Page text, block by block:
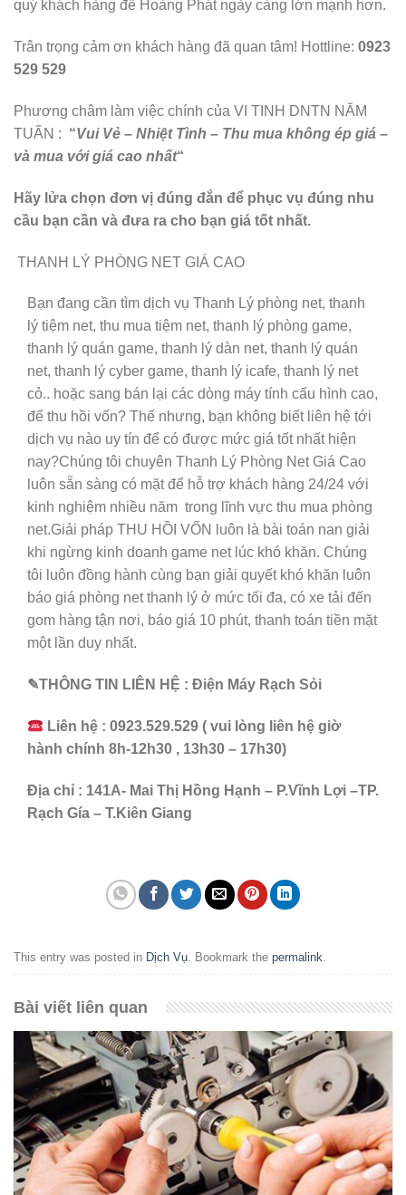
quý khách hàng để Hoàng Phát ngày càng lớn mạnh hơn.
Trân trọng cảm ơn khách hàng đã quan tâm! Hottline: 0923
529 529
Phương châm làm việc chính của VI TINH DNTN NĂM
TUẤN : “Vui Vẻ – Nhiệt Tình – Thu mua không ép giá –
và mua với giá cao nhất“
Hãy lửa chọn đơn vị đúng đắn để phục vụ đúng nhu
cầu bạn cần và đưa ra cho bạn giá tốt nhất.
THANH LÝ PHÒNG NET GIÁ CAO
Bạn đang cần tìm dịch vụ Thanh Lý phòng net, thanh
lý tiệm net, thu mua tiệm net, thanh lý phòng game,
thanh lý quán game, thanh lý dàn net, thanh lý quán
net, thanh lý cyber game, thanh lý icafe, thanh lý net
cỏ.. hoặc sang bán lại các dòng máy tính cấu hình cao,
để thu hồi vốn? Thế nhưng, bạn không biết liên hệ tới
dịch vụ nào uy tín để có được mức giá tốt nhất hiện
nay?Chúng tôi chuyên Thanh Lý Phòng Net Giá Cao
luôn sẵn sàng có mặt để hỗ trợ khách hàng 24/24 với
kinh nghiệm nhiều năm trong lĩnh vực thu mua phòng
net.Giải pháp THU HỒI VỐN luôn là bài toán nan giải
khi ngừng kinh doanh game net lúc khó khăn. Chúng
tôi luôn đồng hành cùng bạn giải quyết khó khăn luôn
báo giá phòng net thanh lý ở mức tối đa, có xe tải đến
gom hàng tận nơi, báo giá 10 phút, thanh toán tiền mặt
một lần duy nhất.
✎THÔNG TIN LIÊN HỆ : Điện Máy Rạch Sỏi
Liên hệ : 0923.529.529 ( vui lòng liên hệ giờ
hành chính 8h-12h30 , 13h30 – 17h30)
Địa chỉ : 141A- Mai Thị Hồng Hạnh – P.Vĩnh Lợi –TP.
Rạch Gía – T.Kiên Giang
This entry was posted in Dịch Vụ. Bookmark the permalink.
Bài viết liên quan